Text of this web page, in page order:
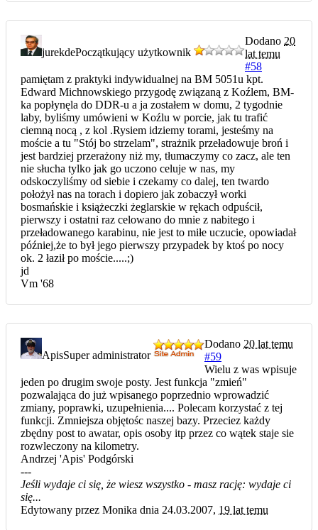
jurekdePoczątkujący użytkownik
Dodano 20
lat temu
#58
pamiętam z praktyki indywidualnej na BM 5051u kpt.
Edward Michnowskiego przygodę związaną z Koźlem, BM-
ka popłynęla do DDR-u a ja zostałem w domu, 2 tygodnie
laby, byliśmy umówieni w Koźlu w porcie, jak tu trafić
ciemną nocą , z kol .Rysiem idziemy torami, jesteśmy na
moście a tu "Stój bo strzelam", strażnik przeładowuje broń i
jest bardziej przerażony niż my, tłumaczymy co zacz, ale ten
nie słucha tylko jak go uczono celuje w nas, my
odskoczyliśmy od siebie i czekamy co dalej, ten twardo
położył nas na torach i dopiero jak zobaczył worki
bosmańskie i książeczki żeglarskie w rękach odpuścił,
pierwszy i ostatni raz celowano do mnie z nabitego i
przeładowanego karabinu, nie jest to miłe uczucie, opowiadał
później,że to był jego pierwszy przypadek by ktoś po nocy
ok. 2 łaził po moście.....;)
jd
Vm '68
ApisSuper administrator
Dodano 20 lat temu
#59
Wielu z was wpisuje
jeden po drugim swoje posty. Jest funkcja "zmień"
pozwalająca do już wpisanego poprzednio wprowadzić
zmiany, poprawki, uzupełnienia.... Polecam korzystać z tej
funkcji. Zmniejsza objętośc naszej bazy. Przeciez każdy
zbędny post to awatar, opis osoby itp przez co wątek staje sie
rozwleczony na kilometry.
Andrzej 'Apis' Podgórski
---
Jeśli wydaje ci się, że wiesz wszystko - masz rację: wydaje ci
się...
Edytowany przez Monika dnia 24.03.2007, 19 lat temu